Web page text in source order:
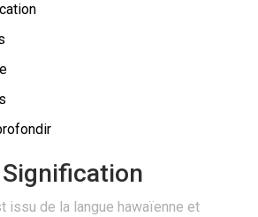
issu de la langue hawaïenne et